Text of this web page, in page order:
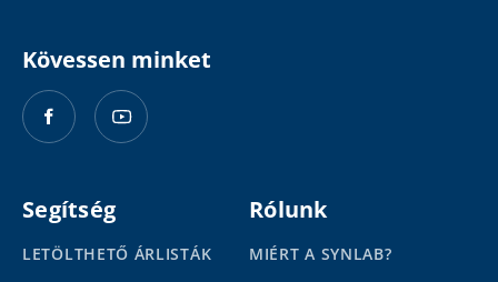
Kövessen minket
Segítség
LETÖLTHETŐ ÁRLISTÁK
Rólunk
MIÉRT A SYNLAB?